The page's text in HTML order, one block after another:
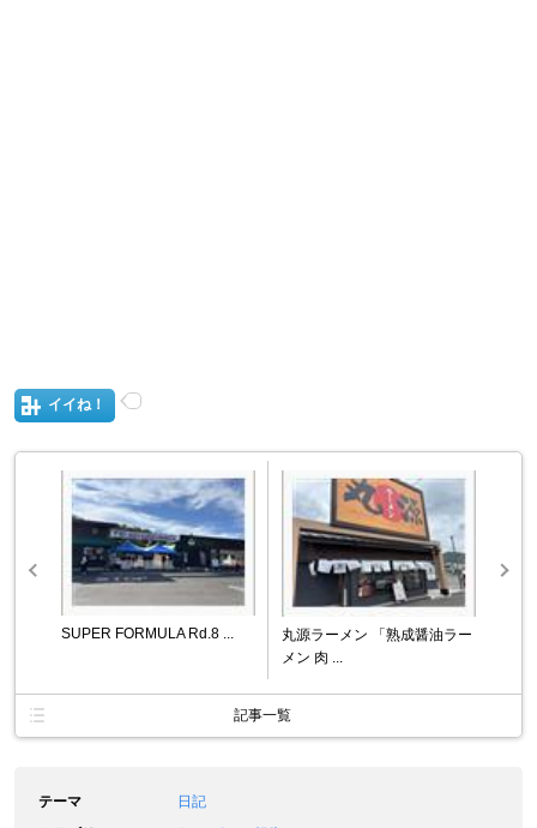
イイね！
SUPER FORMULA Rd.8 ...
丸源ラーメン 「熟成醤油ラー
メン 肉 ...
記事一覧
テーマ
日記